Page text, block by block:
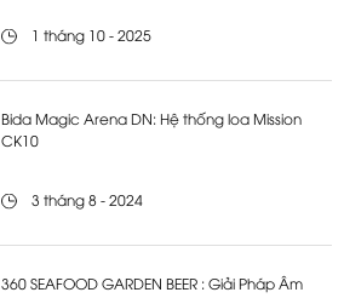
1 tháng 10 - 2025
Bida Magic Arena DN: Hệ thống loa Mission
CK10
3 tháng 8 - 2024
360 SEAFOOD GARDEN BEER : Giải Pháp Âm